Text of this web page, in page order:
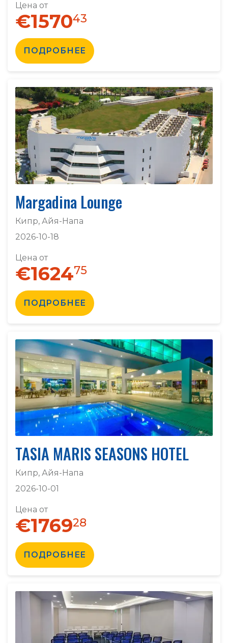
Цена от
€157043
ПОДРОБНЕЕ
Margadina Lounge
Кипр, Айя-Напа
2026-10-18
Цена от
€162475
ПОДРОБНЕЕ
TASIA MARIS SEASONS HOTEL
Кипр, Айя-Напа
2026-10-01
Цена от
€176928
ПОДРОБНЕЕ